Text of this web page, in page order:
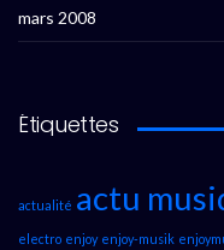
mars 2008
Étiquettes
actualité actu
electro enjoy enjoy-musik